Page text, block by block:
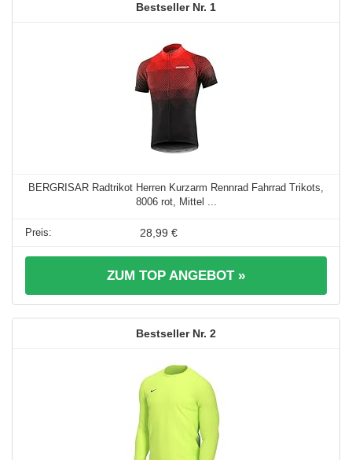
1
BERGRISAR Radtrikot Herren Kurzarm Rennrad Fahrrad Trikots,
8006 rot, Mittel ...
28,99 €
ZUM TOP ANGEBOT »
2